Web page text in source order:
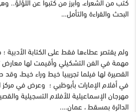
البحث والقراءة والتأمل…
ولم يقتصر عطاءها فقط على الكتابة
مهمة في الفن التشكيلي وأقيمت لها معارض
القصيرة لها فيلما تجريبيا خيط وراء خيط،
في أفلام الإمارات بأبوظبي ؛ وعرض في
مهرجان الإسماعيلية للأفلام التسجيلية
الدائرة بمسقط ، عمان….